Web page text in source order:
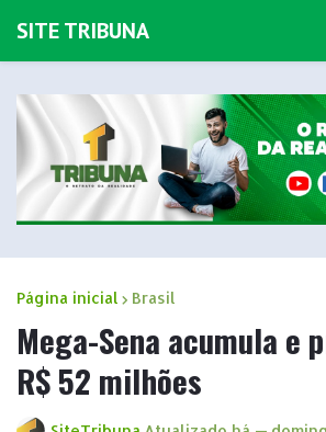
SITE TRIBUNA
Página inicial Brasil
Mega-Sena acumula e
R$ 52 milhões